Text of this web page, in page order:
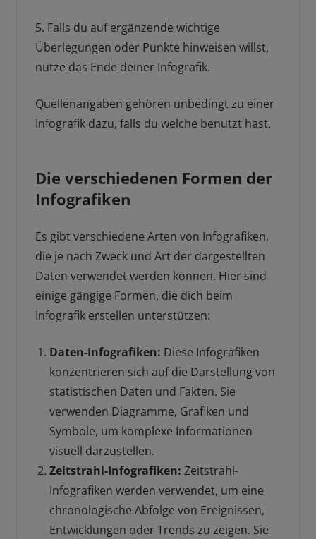
5. Falls du auf ergänzende wichtige
Überlegungen oder Punkte hinweisen willst,
nutze das Ende deiner Infografik.
Quellenangaben gehören unbedingt zu einer
Infografik dazu, falls du welche benutzt hast.
Die verschiedenen Formen der
Infografiken
Es gibt verschiedene Arten von Infografiken,
die je nach Zweck und Art der dargestellten
Daten verwendet werden können. Hier sind
einige gängige Formen, die dich beim
Infografik erstellen unterstützen:
Daten-Infografiken: Diese Infografiken
konzentrieren sich auf die Darstellung von
statistischen Daten und Fakten. Sie
verwenden Diagramme, Grafiken und
Symbole, um komplexe Informationen
visuell darzustellen.
Zeitstrahl-Infografiken: Zeitstrahl-
Infografiken werden verwendet, um eine
chronologische Abfolge von Ereignissen,
Entwicklungen oder Trends zu zeigen. Sie